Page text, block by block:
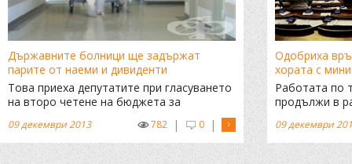
Държавните болници ще задържат
парите от наеми и дивиденти
Това приеха депутатите при гласуването
на второ четене на бюджета за
|
0
|
782
09 декември 2013
Одобриха
хората с
Работата по
продължи в
промени
пленарната
комисии
09 декември